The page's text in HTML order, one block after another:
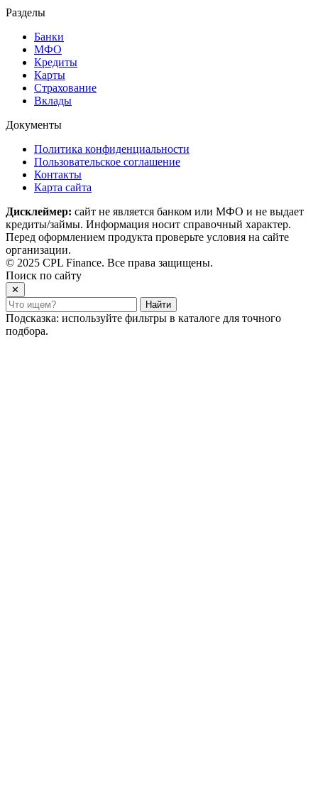
Разделы
Банки
МФО
Кредиты
Карты
Страхование
Вклады
Документы
Политика конфиденциальности
Пользовательское соглашение
Контакты
Карта сайта
Дисклеймер: сайт не является банком или МФО и не выдает
кредиты/займы. Информация носит справочный характер.
Перед оформлением продукта проверьте условия на сайте
организации.
© 2025 CPL Finance. Все права защищены.
Поиск по сайту
✕
Найти
Подсказка: используйте фильтры в каталоге для точного
подбора.